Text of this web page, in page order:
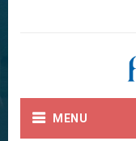
MENU